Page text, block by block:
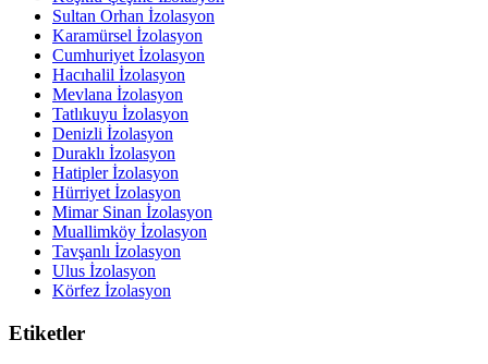
Sultan Orhan İzolasyon
Karamürsel İzolasyon
Cumhuriyet İzolasyon
Hacıhalil İzolasyon
Mevlana İzolasyon
Tatlıkuyu İzolasyon
Denizli İzolasyon
Duraklı İzolasyon
Hatipler İzolasyon
Hürriyet İzolasyon
Mimar Sinan İzolasyon
Muallimköy İzolasyon
Tavşanlı İzolasyon
Ulus İzolasyon
Körfez İzolasyon
Etiketler